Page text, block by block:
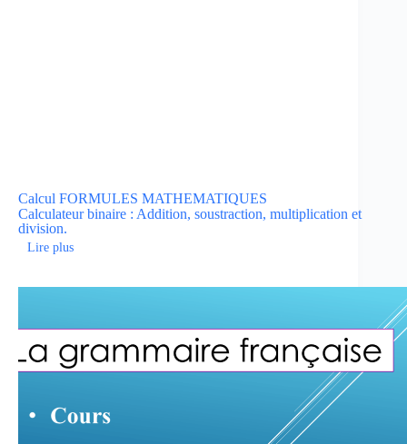
Calcul FORMULES MATHEMATIQUES
Calculateur binaire : Addition, soustraction, multiplication et
division.
Lire plus